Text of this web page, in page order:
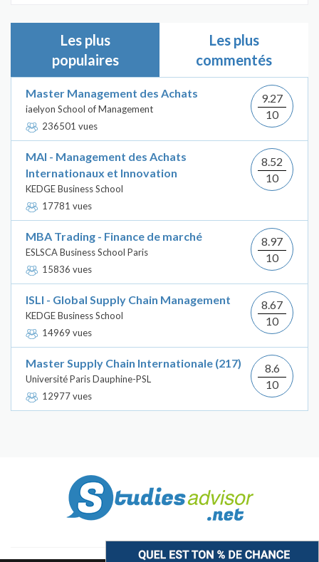
Les plus
populaires
Les plus
commentés
Master Management des Achats
iaelyon School of Management
236501 vues
9.27
10
MAI - Management des Achats
Internationaux et Innovation
KEDGE Business School
17781 vues
8.52
10
MBA Trading - Finance de marché
ESLSCA Business School Paris
15836 vues
8.97
10
ISLI - Global Supply Chain Management
KEDGE Business School
14969 vues
8.67
10
Master Supply Chain Internationale (217)
Université Paris Dauphine-PSL
12977 vues
8.6
10